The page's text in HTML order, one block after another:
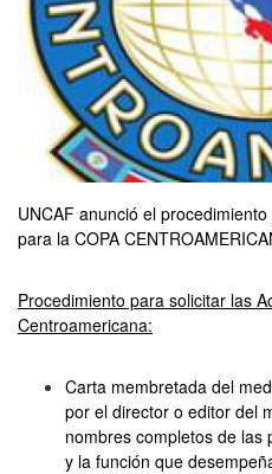
UNCAF anunció el
para la COPA
Procedimiento para solicitar las
Centroamericana:
Carta membretada del
por el director o editor del
nombres completos de las
y la función que